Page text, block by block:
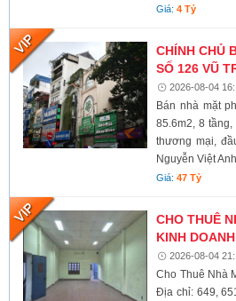
Giá:4 Tỷ
CHÍNH CHỦ
SỐ 126 VŨ
2026-08-04
Bán nhà mặt
85.6m2, 8
thương mại,
Nguyễn Việt
Giá:47 Tỷ
CHO THUÊ
KINH
2026-08-04
Cho Thuê Nhà
Địa chỉ: 649,